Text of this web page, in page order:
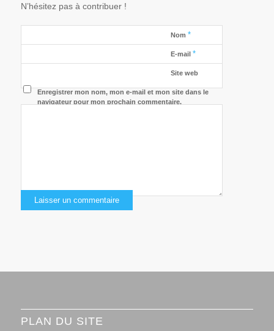
N’hésitez pas à contribuer !
Nom *
E-mail *
Site web
Enregistrer mon nom, mon e-mail et mon site dans le
navigateur pour mon prochain commentaire.
PLAN DU SITE